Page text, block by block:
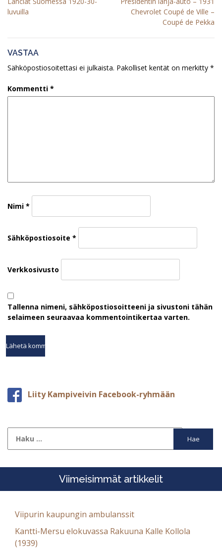
selaus
luvuilla
Chevrolet Coupé de Ville –
Coupé de Pekka
VASTAA
Sähköpostiosoitettasi ei julkaista. Pakolliset kentät on merkitty *
Kommentti *
Nimi *
Sähköpostiosoite *
Verkkosivusto
Tallenna nimeni, sähköpostiosoitteeni ja sivustoni tähän
selaimeen seuraavaa kommentointikertaa varten.
Liity Kampiveivin Facebook-ryhmään
Viimeisimmät artikkelit
Viipurin kaupungin ambulanssit
Kantti-Mersu elokuvassa Rakuuna Kalle Kollola
(1939)